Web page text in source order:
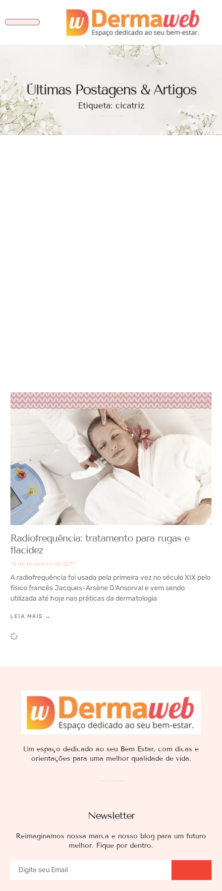
Ùltimas Postagens & Artigos
Etiqueta: cicatriz
Radiofrequência: tratamento para rugas e
flacidez
14 de fevereiro de 2017
A radiofrequência foi usada pela primeira vez no século XIX pelo
físico francês Jacques-Arsène D’Ansorval e vem sendo
utilizada até hoje nas práticas da dermatologia
LEIA MAIS →
Newsletter
Reimaginamos nossa marca e nosso blog para um futuro
melhor. Fique por dentro.
Um espaço dedicado ao seu Bem Estar, com dicas e
orientações para uma melhor qualidade de vida.